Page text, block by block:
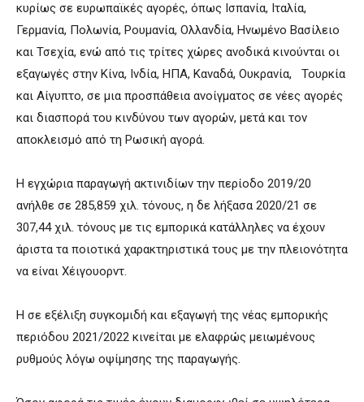
κυρίως σε ευρωπαϊκές αγορές, όπως Ισπανία, Ιταλία,
Γερμανία, Πολωνία, Ρουμανία, Ολλανδία, Ηνωμένο Βασίλειο
και Τσεχία, ενώ από τις τρίτες χώρες ανοδικά κινούνται οι
εξαγωγές στην Κίνα, Ινδία, ΗΠΑ, Καναδά, Ουκρανία, Τουρκία
και Αίγυπτο, σε μια προσπάθεια ανοίγματος σε νέες αγορές
και διασπορά του κινδύνου των αγορών, μετά και τον
αποκλεισμό από τη Ρωσική αγορά.
H εγχώρια παραγωγή ακτινιδίων την περίοδο 2019/20
ανήλθε σε 285,859 χιλ. τόνους, η δε λήξασα 2020/21 σε
307,44 χιλ. τόνους με τις εμπορικά κατάλληλες να έχουν
άριστα τα ποιοτικά χαρακτηριστικά τους με την πλειονότητα
να είναι Χέιγουορντ.
Η σε εξέλιξη συγκομιδή και εξαγωγή της νέας εμπορικής
περιόδου 2021/2022 κινείται με ελαφρώς μειωμένους
ρυθμούς λόγω οψίμησης της παραγωγής.